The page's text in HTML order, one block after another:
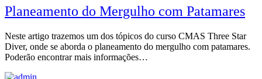
Planeamento do Mergulho com Patamares
Neste artigo trazemos um dos tópicos do curso CMAS Three Star
Diver, onde se aborda o planeamento do mergulho com patamares.
Poderão encontrar mais informações…